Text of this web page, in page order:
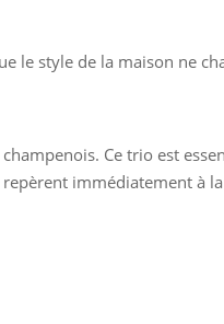
style de la maison ne
Ce trio est
immédiatement à